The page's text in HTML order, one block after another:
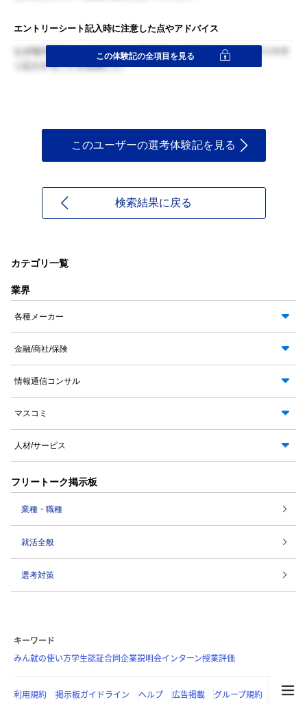
エントリーシート記入時に注意した点やアドバイス
なぜ地方銀行か、その中でなぜ千葉銀行を志望するのかを分かりやす
く記入することを意識した。
この体験記の全項目を見る
このユーザーの選考体験記を見る
検索結果に戻る
カテゴリ一覧
業界
各種メーカー
金融/商社/保険
情報通信コンサル
マスコミ
人材/サービス
フリートーク掲示板
業種・職種
就活全般
選考対策
キーワード
みん就の使い方学生認証合同企業説明会インターン授業評価
利用規約 掲示板ガイドライン ヘルプ 広告掲載
グループ規約